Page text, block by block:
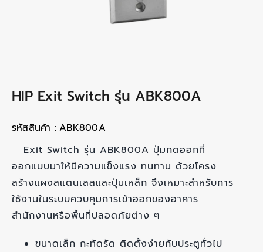
HIP Exit Switch รุ่น ABK800A
รหัสสินค้า : ABK800A
Exit Switch รุ่น ABK800A ปุ่มกดออกที่
ออกแบบมาให้มีความแข็งแรง ทนทาน ด้วยโครง
สร้างแผงสแตนเลสและปุ่มเหล็ก จึงเหมาะสำหรับการ
ใช้งานในระบบควบคุมการเข้าออกของอาคาร
สำนักงานหรือพื้นที่ปลอดภัยต่าง ๆ
ขนาดเล็ก กะทัดรัด ติดตั้งง่ายกับประตูทั่วไป